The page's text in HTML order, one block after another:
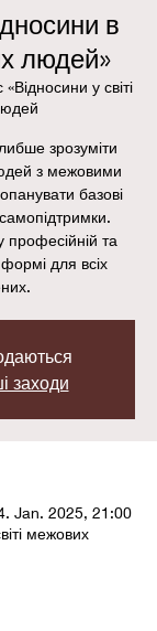
в
людей»
«Відносини у світі
зрозуміти
з межовими
базові
професійній та
для всіх
заходи
Jan. 2025, 21:00
межових